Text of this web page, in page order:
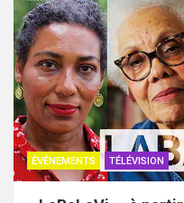
ÉVÉNEMENTS TÉLÉVISION